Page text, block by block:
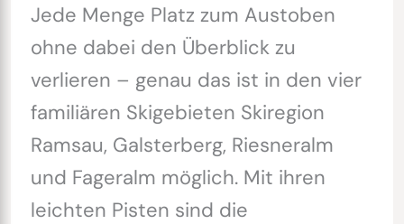
Jede Menge Platz zum Austoben
ohne dabei den Überblick zu
verlieren – genau das ist in den vier
familiären Skigebieten Skiregion
Ramsau, Galsterberg, Riesneralm
und Fageralm möglich. Mit ihren
leichten Pisten sind die